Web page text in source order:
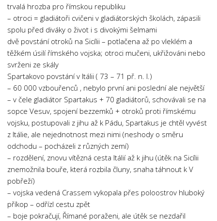
trvalá hrozba pro římskou republiku
– otroci = gladiátoři cvičeni v gladiátorských školách, zápasili
spolu před diváky o život i s divokými šelmami
dvě povstání otroků na Sicílii – potlačena až po vleklém a
těžkém úsilí římského vojska; otroci mučeni, ukřižováni nebo
svrženi ze skály
Spartakovo povstání v Itálii ( 73 – 71 př. n. l.)
– 60 000 vzbouřenců , nebylo první ani poslední ale největší
– v čele gladiátor Spartakus + 70 gladiátorů, schovávali se na
sopce Vesuv, spojení bezzemků + otroků proti římskému
vojsku, postupovali z jihu až k Pádu, Spartakus je chtěl vyvést
z Itálie, ale nejednotnost mezi nimi (neshody o směru
odchodu – pocházeli z různých zemí)
– rozdělení, znovu vítězná cesta Itálií až k jihu (útěk na Sicílii
znemožnila bouře, která rozbila čluny, snaha táhnout k V
pobřeží)
– vojska vedená Crassem vykopala přes poloostrov hluboký
příkop – odřízl cestu zpět
– boje pokračují, Římané poraženi, ale útěk se nezdařil